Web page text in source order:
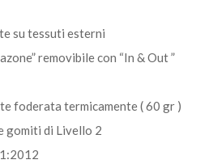
su tessuti esterni
removibile con “In & Out ”
foderata termicamente ( 60 gr )
gomiti di Livello 2